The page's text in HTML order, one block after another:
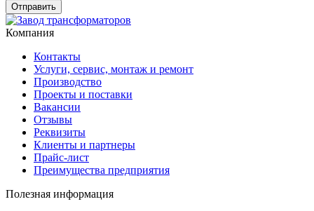
Компания
Контакты
Услуги, сервис, монтаж и ремонт
Производство
Проекты и поставки
Вакансии
Отзывы
Реквизиты
Клиенты и партнеры
Прайс-лист
Преимущества предприятия
Полезная информация